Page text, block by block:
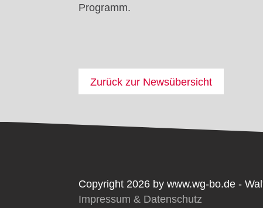
Programm.
Zurück zur Newsübersicht
Copyright 2026 by www.wg-bo.de -
Impressum & Datenschutz